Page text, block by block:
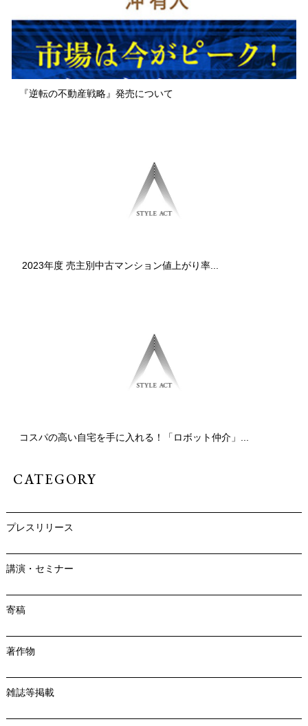
『逆転の不動産戦略』発売について
2023年度 売主別中古マンション値上がり率...
コスパの高い自宅を手に入れる！「ロボット仲介」...
CATEGORY
プレスリリース
講演・セミナー
寄稿
著作物
雑誌等掲載